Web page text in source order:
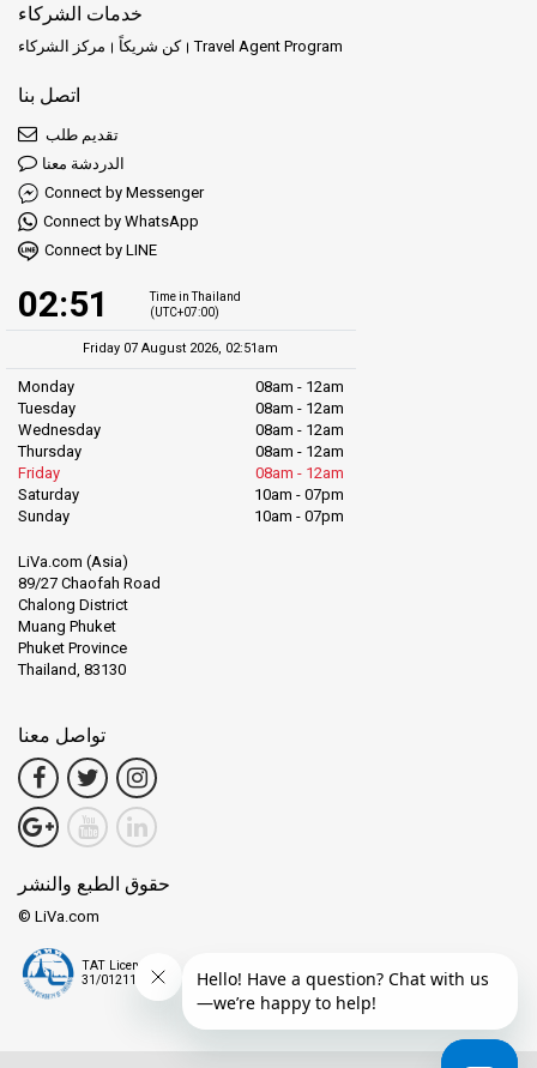
خدمات الشركاء
مركز الشركاء كن شريكاً Travel Agent Program
اتصل بنا
تقديم طلب
الدردشة معنا
Connect by Messenger
Connect by WhatsApp
Connect by LINE
02:51
Time in Thailand
(UTC+07:00)
Friday 07 August 2026, 02:51am
Monday
08am - 12am
Tuesday
08am - 12am
Wednesday
08am - 12am
Thursday
08am - 12am
Friday
08am - 12am
Saturday
10am - 07pm
Sunday
10am - 07pm
LiVa.com (Asia)
89/27 Chaofah Road
Chalong District
Muang Phuket
Phuket Province
Thailand, 83130
تواصل معنا
حقوق الطبع والنشر
© LiVa.com
TAT License
31/01211